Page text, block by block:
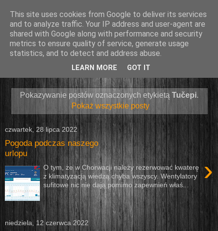
Pokazywanie postów oznaczonych etykietą Tučepi.
Pokaż wszystkie posty
czwartek, 28 lipca 2022
Pogoda podczas naszego
urlopu
›
O tym, że w Chorwacji należy rezerwować kwaterę
z klimatyzacją wiedzą chyba wszyscy. Wentylatory
sufitowe nic nie dają pomimo zapewnień właś...
niedziela, 12 czerwca 2022
This site uses cookies from Google to deliver its services
and to analyze traffic. Your IP address and user-agent are
shared with Google along with performance and security
metrics to ensure quality of service, generate usage
statistics, and to detect and address abuse.
LEARN MORE GOT IT